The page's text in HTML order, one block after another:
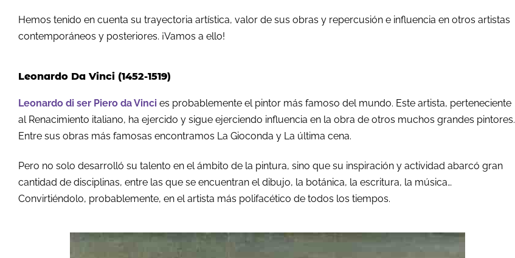
Hemos tenido en cuenta su trayectoria artística, valor de sus obras y repercusión e influencia en otros artistas
contemporáneos y posteriores. ¡Vamos a ello!
Leonardo Da Vinci (1452-1519)
Leonardo di ser Piero da Vinci es probablemente el pintor más famoso del mundo. Este artista, perteneciente
al Renacimiento italiano, ha ejercido y sigue ejerciendo influencia en la obra de otros muchos grandes pintores.
Entre sus obras más famosas encontramos La Gioconda y La última cena.
Pero no solo desarrolló su talento en el ámbito de la pintura, sino que su inspiración y actividad abarcó gran
cantidad de disciplinas, entre las que se encuentran el dibujo, la botánica, la escritura, la música…
Convirtiéndolo, probablemente, en el artista más polifacético de todos los tiempos.